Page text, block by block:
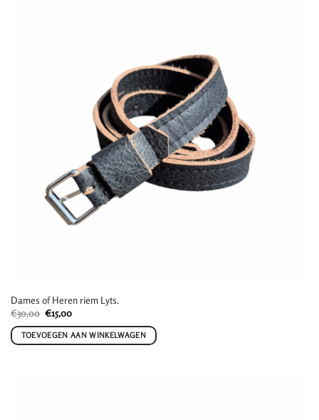
Dames of Heren riem Lyts.
€30,00 Oorspronkelijke
prijs
was:
€30,00.
€15,00Huidige
is:
€15,00.
TOEVOEGEN AAN WINKELWAGEN